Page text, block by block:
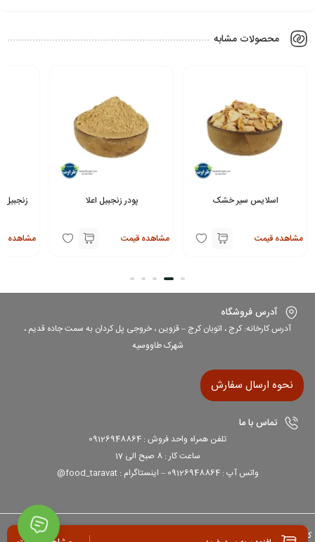
محصولات مشابه
اسلایس سیر خشک
مشاهده قیمت
پودر زنجبیل اعلا
مشاهده قیمت مشاهده
آدرس فروشگاه
آدرس کارخانه: کرج ، اتوبان کرج – قزوین ، خروجی پل کردان به سمت جاده قدیم ،
شهرک طاووسیه
نحوه ارسال سفارش
تماس با ما
تلفن همراه واحد فروش : 09126948864
ساعت کار : 8 صبح الی 17
واتس آپ : 09126948864 – اینستاگرام : food_taravat@
کلیه حقوق مادی و معنوی برای این سایت محفوظ می باشد و هرگونه کپی برداری شامل پیگرد